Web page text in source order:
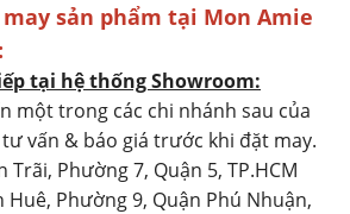
sản phẩm tại Mon Amie
tại hệ thống Showroom:
một trong các chi nhánh sau của
vấn & báo giá trước khi đặt may.
Trãi, Phường 7, Quận 5, TP.HCM
Huê, Phường 9, Quận Phú Nhuận,